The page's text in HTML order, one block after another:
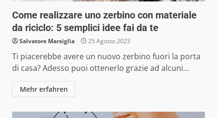
Come realizzare uno zerbino con materiale
da riciclo: 5 semplici idee fai da te
Salvatore Marsiglia 25 Agosto 2023
Ti piacerebbe avere un nuovo zerbino fuori la porta
di casa? Adesso puoi ottenerlo grazie ad alcuni...
Mehr erfahren